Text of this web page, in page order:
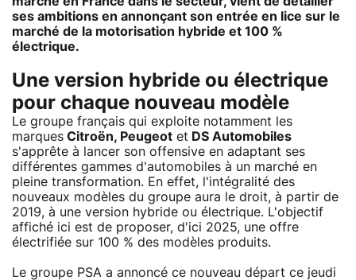
ses ambitions en annonçant son entrée en lice sur le
marché de la motorisation hybride et 100 %
électrique.
Une version hybride ou électrique
pour chaque nouveau modèle
Le groupe français qui exploite notamment les
marques Citroën, Peugeot et DS Automobiles
s'apprête à lancer son offensive en adaptant ses
différentes gammes d'automobiles à un marché en
pleine transformation. En effet, l'intégralité des
nouveaux modèles du groupe aura le droit, à partir de
2019, à une version hybride ou électrique. L'objectif
affiché ici est de proposer, d'ici 2025, une offre
électrifiée sur 100 % des modèles produits.
Le groupe PSA a annoncé ce nouveau départ ce jeudi